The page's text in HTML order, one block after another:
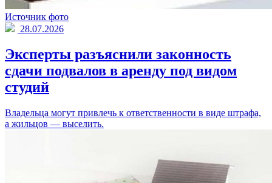
Источник фото
28.07.2026
Эксперты разъяснили законность
сдачи подвалов в аренду под видом
студий
Владельца могут привлечь к ответственности в виде штрафа,
а жильцов — выселить.